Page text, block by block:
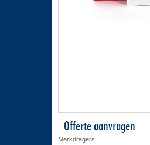
Offerte aanvragen
Merkdragers